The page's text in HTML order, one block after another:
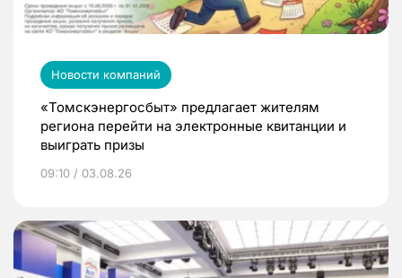
Новости компаний
«Томскэнергосбыт» предлагает жителям
региона перейти на электронные квитанции и
выиграть призы
09:10 / 03.08.26